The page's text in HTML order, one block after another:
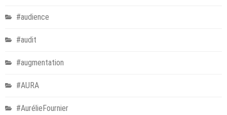
#audience
#audit
#augmentation
#AURA
#AurélieFournier